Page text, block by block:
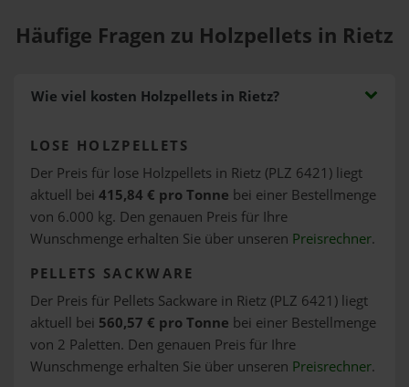
Häufige Fragen zu Holzpellets in Rietz
Wie viel kosten Holzpellets in Rietz?
LOSE HOLZPELLETS
Der Preis für lose Holzpellets in Rietz (PLZ 6421) liegt
aktuell bei 415,84 € pro Tonne bei einer Bestellmenge
von 6.000 kg. Den genauen Preis für Ihre
Wunschmenge erhalten Sie über unseren Preisrechner.
PELLETS SACKWARE
Der Preis für Pellets Sackware in Rietz (PLZ 6421) liegt
aktuell bei 560,57 € pro Tonne bei einer Bestellmenge
von 2 Paletten. Den genauen Preis für Ihre
Wunschmenge erhalten Sie über unseren Preisrechner.